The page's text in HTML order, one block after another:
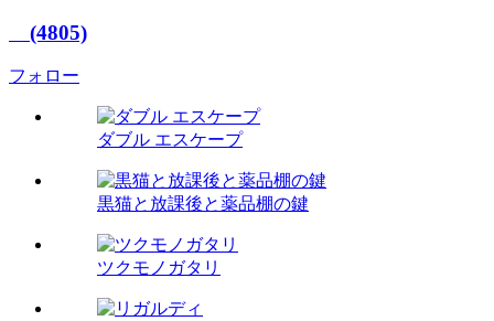
(4805)
フォロー
ダブル エスケープ
黒猫と放課後と薬品棚の鍵
ツクモノガタリ